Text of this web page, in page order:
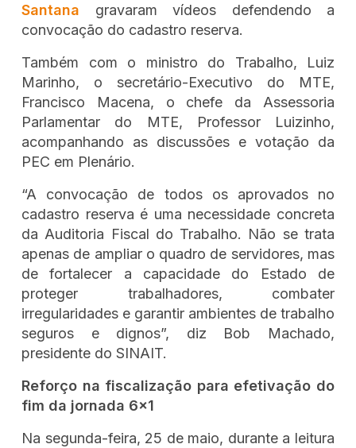
Santana gravaram vídeos defendendo a
convocação do cadastro reserva.
Também com o ministro do Trabalho, Luiz
Marinho, o secretário-Executivo do MTE,
Francisco Macena, o chefe da Assessoria
Parlamentar do MTE, Professor Luizinho,
acompanhando as discussões e votação da
PEC em Plenário.
“A convocação de todos os aprovados no
cadastro reserva é uma necessidade concreta
da Auditoria Fiscal do Trabalho. Não se trata
apenas de ampliar o quadro de servidores, mas
de fortalecer a capacidade do Estado de
proteger trabalhadores, combater
irregularidades e garantir ambientes de trabalho
seguros e dignos”, diz Bob Machado,
presidente do SINAIT.
Reforço na fiscalização para efetivação do
fim da jornada 6x1
Na segunda-feira, 25 de maio, durante a leitura